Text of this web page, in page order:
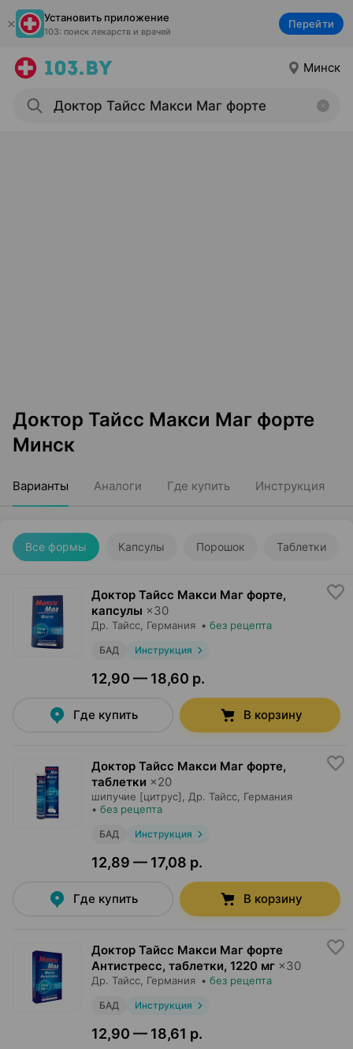
Установить приложение
103: поиск лекарств и врачей
Перейти
Минск
Доктор Тайсс Макси Маг форте
Минск
Варианты Аналоги Где купить Инструкция
Все формы Капсулы Порошок Таблетки
Доктор Тайсс Макси Маг форте,
капсулы ×30
Др. Тайсс , Германия • без рецепта
БАД Инструкция
12,90 — 18,60 р.
Где купить В корзину
Доктор Тайсс Макси Маг форте,
таблетки ×20
шипучие [цитрус], Др. Тайсс , Германия
• без рецепта
БАД Инструкция
12,89 — 17,08 р.
Где купить В корзину
Доктор Тайсс Макси Маг форте
Антистресс, таблетки, 1220 мг ×30
Др. Тайсс , Германия • без рецепта
БАД Инструкция
12,90 — 18,61 р.